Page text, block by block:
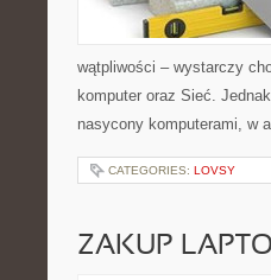
wątpliwości – wystarczy
komputer oraz Sieć.
nasycony komputerami, w
CATEGORIES: LOVSY
ZAKUP